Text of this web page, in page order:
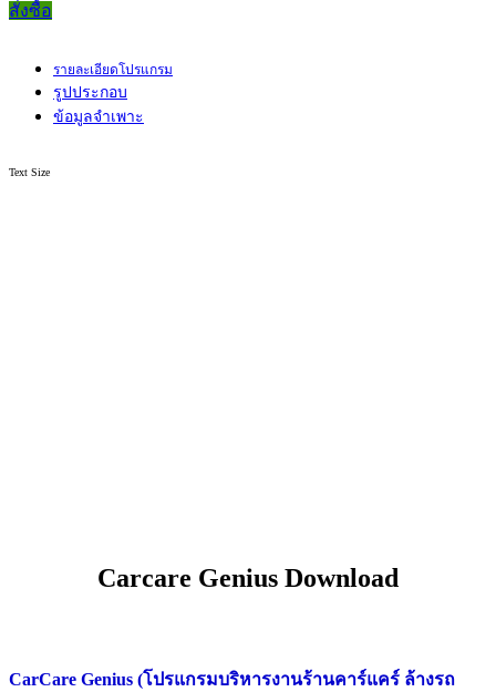
สั่งซื้อ
รายละเอียดโปรแกรม
รูปประกอบ
ข้อมูลจำเพาะ
Text Size
Carcare Genius Download
CarCare Genius (โปรแกรมบริหารงานร้านคาร์แคร์ ล้างรถ